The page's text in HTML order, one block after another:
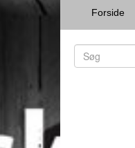
Forside